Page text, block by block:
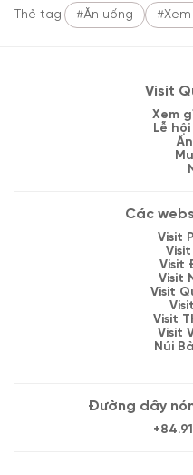
Thẻ tag: #Ăn uống
Visit
Xem
Lễ
Các
Visit
Visit
Visit
Visit
Visit
Visit
Núi
Đường dây